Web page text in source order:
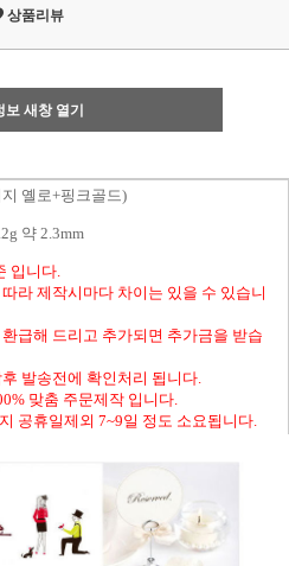
상품리뷰
보 새창 열기
옐로+핑크골드)
약 2.3mm
입니다.
라 제작시마다 차이는 있을 수 있습니
급해 드리고 추가되면 추가금을 받습
발송전에 확인처리 됩니다.
맞춤 주문제작 입니다.
공휴일제외 7~9일 정도 소요됩니다.